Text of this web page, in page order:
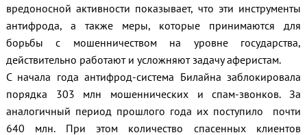
вредоносной активности показывает, что эти инструменты
антифрода, а также меры, которые принимаются для
борьбы с мошенничеством на уровне государства,
действительно работают и усложняют задачу аферистам.
С начала года антифрод-система Билайна заблокировала
порядка 303 млн мошеннических и спам-звонков. За
аналогичный период прошлого года их поступило почти
640 млн. При этом количество спасенных клиентов